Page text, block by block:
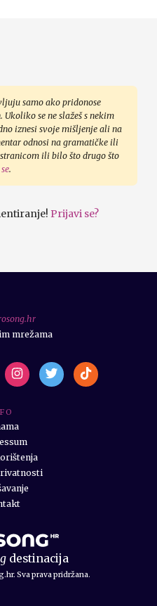
samo ako pridonose
se ne slažeš s nekim
iznesi svoje mišljenje ali na
odnosi na gramatičke ili
ili bilo što drugo što
.
Prijavi se?
destinacija
Sva prava pridržana.
O
mrežama